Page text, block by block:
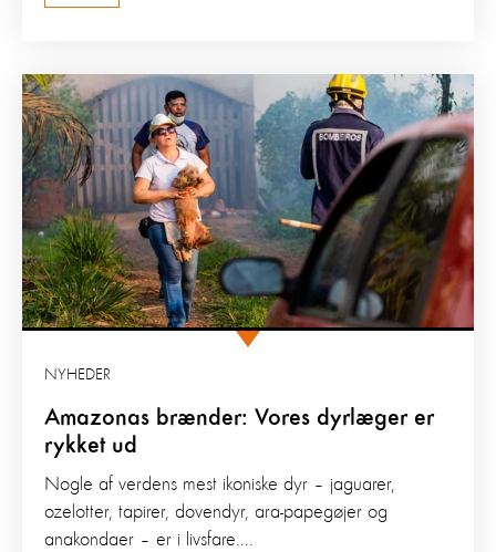
Amazonas brænder: Vores dyrlæger er
rykket ud
NYHEDER
Nogle af verdens mest ikoniske dyr – jaguarer,
ozelotter, tapirer, dovendyr, ara-papegøjer og
anakondaer – er i livsfare....